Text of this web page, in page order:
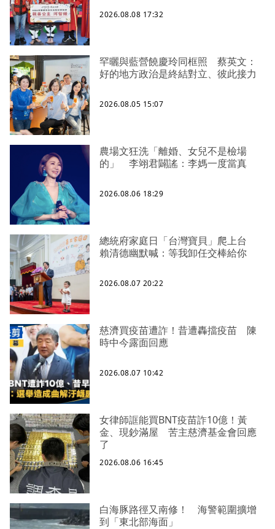
2026.08.08 17:32
罕曬與藍營饒慶玲同框照 蔡英文：
好的地方政治是終結對立、彼此接力
2026.08.05 15:07
農場文狂洗「離婚、女兒不是檢場
的」 李翊君闢謠：李媽一度當真
2026.08.06 18:29
總統府家庭日「台灣寶貝」爬上台
賴清德幽默喊：等我卸任交棒給你
2026.08.07 20:22
慈濟買疫苗遭詐！昔遭轟擋疫苗 陳
時中今露面回應
2026.08.07 10:42
女律師誆能買BNT疫苗詐10億！黃
金、現鈔滿屋 苦主慈濟基金會回應
了
2026.08.06 16:45
白海豚路徑又南修！ 海警範圍擴增
到「東北部海面」